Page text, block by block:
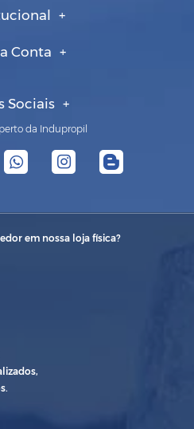
Conta
Sociais
da Indupropil
em nossa loja física?